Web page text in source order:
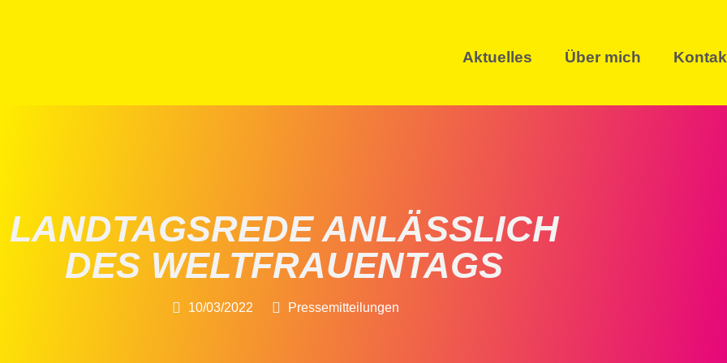
Aktuelles Über mich
LANDTAGSREDE ANLÄSSLICH
DES WELTFRAUENTAGS
10/03/2022 Pressemitteilungen